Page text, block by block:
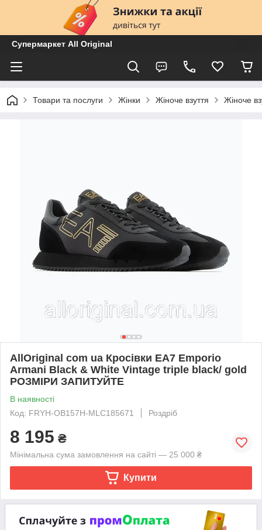
Супермаркет All Original
Товари та послуги Жінки Жіноче взуття Жіноче
AllOriginal com ua Кросівки EA7 Emporio
Armani Black & White Vintage triple black/ gold
РОЗМІРИ ЗАПИТУЙТЕ
В наявності
Код: FRYH-OB157H-MLC185671
Роздріб
8 195 ₴
Мінімальна сума замовлення на сайті — 25 000 ₴
Купити